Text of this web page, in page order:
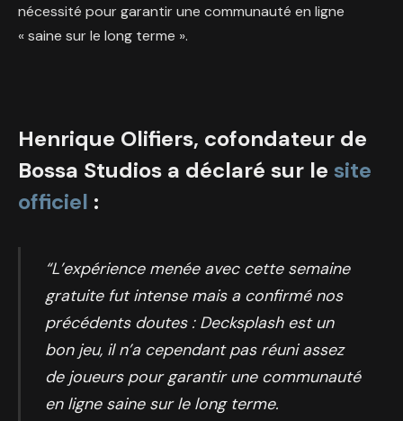
nécessité pour garantir une communauté en ligne
« saine sur le long terme ».
Henrique Olifiers, cofondateur de
Bossa Studios a déclaré sur le site
officiel :
“L’expérience menée avec cette semaine
gratuite fut intense mais a confirmé nos
précédents doutes : Decksplash est un
bon jeu, il n’a cependant pas réuni assez
de joueurs pour garantir une communauté
en ligne saine sur le long terme.